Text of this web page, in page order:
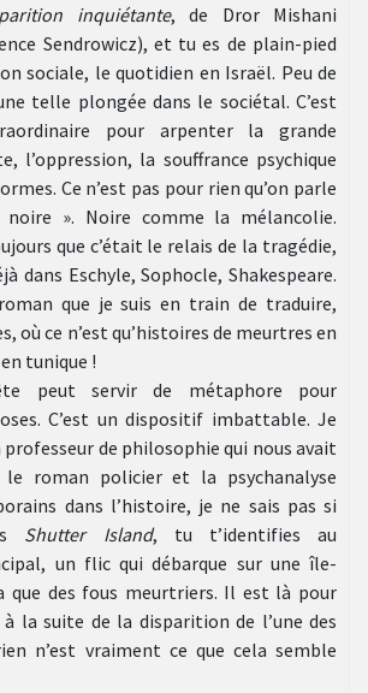
inquiétante, de Dror Mishani
Sendrowicz), et tu es de plain-pied
sociale, le quotidien en Israël. Peu de
telle plongée dans le sociétal. C’est
pour arpenter la grande
l’oppression, la souffrance psychique
Ce n’est pas pour rien qu’on parle
». Noire comme la mélancolie.
que c’était le relais de la tragédie,
dans Eschyle, Sophocle, Shakespeare.
que je suis en train de traduire,
où ce n’est qu’histoires de meurtres en
tunique !
peut servir de métaphore pour
C’est un dispositif imbattable. Je
professeur de philosophie qui nous avait
roman policier et la psychanalyse
dans l’histoire, je ne sais pas si
Shutter Island, tu t’identifies au
un flic qui débarque sur une île-
que des fous meurtriers. Il est là pour
à la suite de la disparition de l’une des
n’est vraiment ce que cela semble